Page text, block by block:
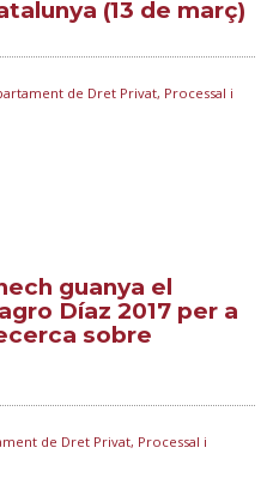
(13 de març)
de Dret Privat, Processal i
guanya el
Díaz 2017 per a
sobre
de Dret Privat, Processal i